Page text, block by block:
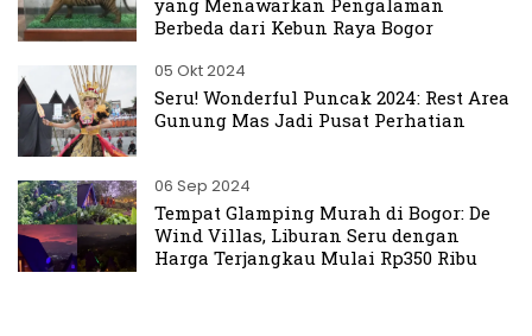
Berbeda dari Kebun Raya Bogor
05 Okt 2024
Seru! Wonderful Puncak 2024: Rest Area
Gunung Mas Jadi Pusat Perhatian
06 Sep 2024
Tempat Glamping Murah di Bogor: De
Wind Villas, Liburan Seru dengan
Harga Terjangkau Mulai Rp350 Ribu